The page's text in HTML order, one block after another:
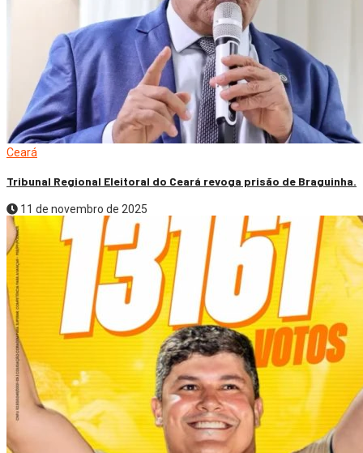
Ceará
Tribunal Regional Eleitoral do Ceará revoga prisão de Braguinha.
11 de novembro de 2025